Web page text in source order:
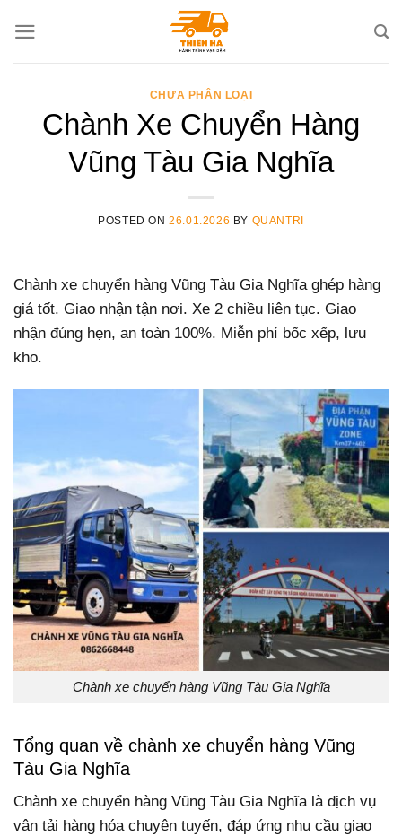
CHƯA PHÂN LOẠI
Chành Xe Chuyển Hàng
Vũng Tàu Gia Nghĩa
POSTED ON26.01.2026 BY QUANTRI
Chành xe chuyển hàng Vũng Tàu Gia Nghĩa ghép hàng
giá tốt. Giao nhận tận nơi. Xe 2 chiều liên tục. Giao
nhận đúng hẹn, an toàn 100%. Miễn phí bốc xếp, lưu
kho.
Chành xe chuyển hàng Vũng Tàu Gia Nghĩa
Tổng quan về chành xe chuyển hàng Vũng
Tàu Gia Nghĩa
Chành xe chuyển hàng Vũng Tàu Gia Nghĩa là dịch vụ
vận tải hàng hóa chuyên tuyến, đáp ứng nhu cầu giao